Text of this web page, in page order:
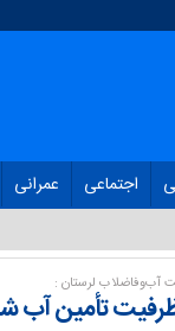
اجتماعی عمرانی
آب‌وفاضلاب لرستان :
تأمین آب